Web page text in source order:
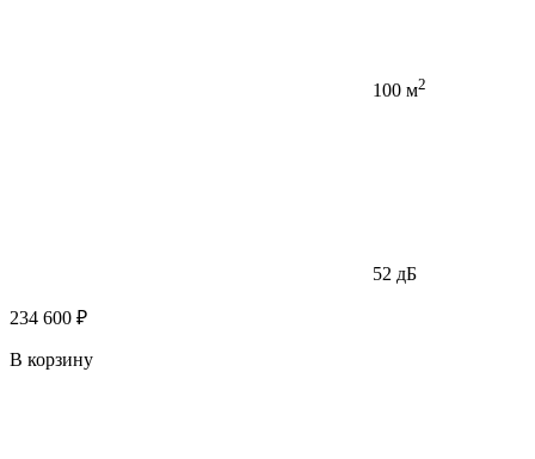
100 м2
52 дБ
234 600 ₽
В корзину